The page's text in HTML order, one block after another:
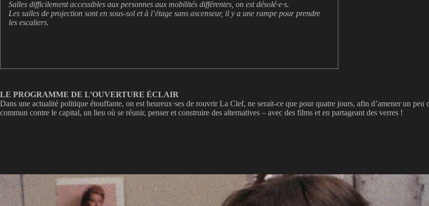
Salles difficilement accessibles aux personnes aux mobilités différentes, on est désolé·e·s.
Les salles de projection sont en sous-sol et à l’étage sans ascenseur, il y a une rampe pour prendre
les escaliers.
LE PROGRAMME DE L’OUVERTURE ÉCLAIR
Dans une actualité politique étouffante, on est heureux·ses de rouvrir La Clef, ne serait-ce que pour quatre jours, afin d’amener un
commun contre le capital, un lieu où se réunir, penser et construire des alternatives – avec des films et en partageant des verres !